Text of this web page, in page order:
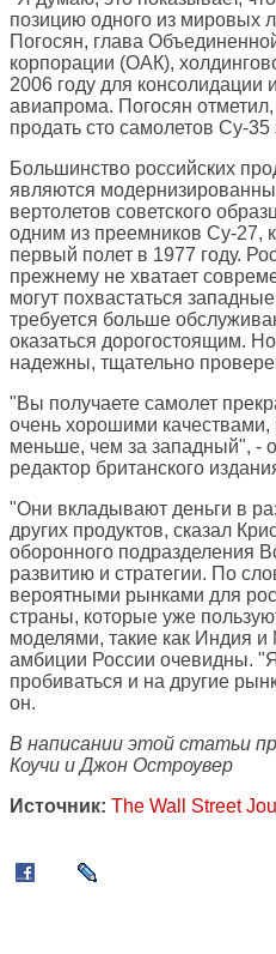
позицию одного из мировых
Погосян, глава
корпорации (ОАК),
2006 году для консолидации
авиапрома. Погосян
продать сто самолетов Су-
Большинство российских
являются
вертолетов советского
одним из преемников Су-27,
первый полет в 1977 году.
прежнему не хватает
могут похвастаться
требуется больше
оказаться дорогостоящим.
надежны, тщательно
"Вы получаете самолет
очень хорошими качествами,
меньше, чем за западный", -
редактор британского
"Они вкладывают деньги в
других продуктов, сказал
оборонного подразделения
развитию и стратегии. По
вероятными рынками для
страны, которые уже
моделями, такие как Индия
амбиции России очевидны.
пробиваться и на другие
он.
В написании этой статьи
Коучи и Джон Остроувер
Источник: The Wall Street